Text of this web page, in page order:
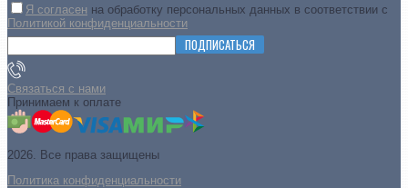
Я согласен на обработку персональных данных в соответствии с
Политикой конфиденциальности
ПОДПИСАТЬСЯ
Связаться с нами
Принимаем к оплате
2026. Все права защищены
Политика конфиденциальности